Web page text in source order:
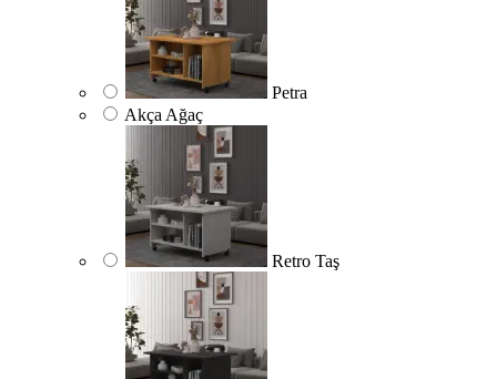
Petra
Akça Ağaç
Retro Taş